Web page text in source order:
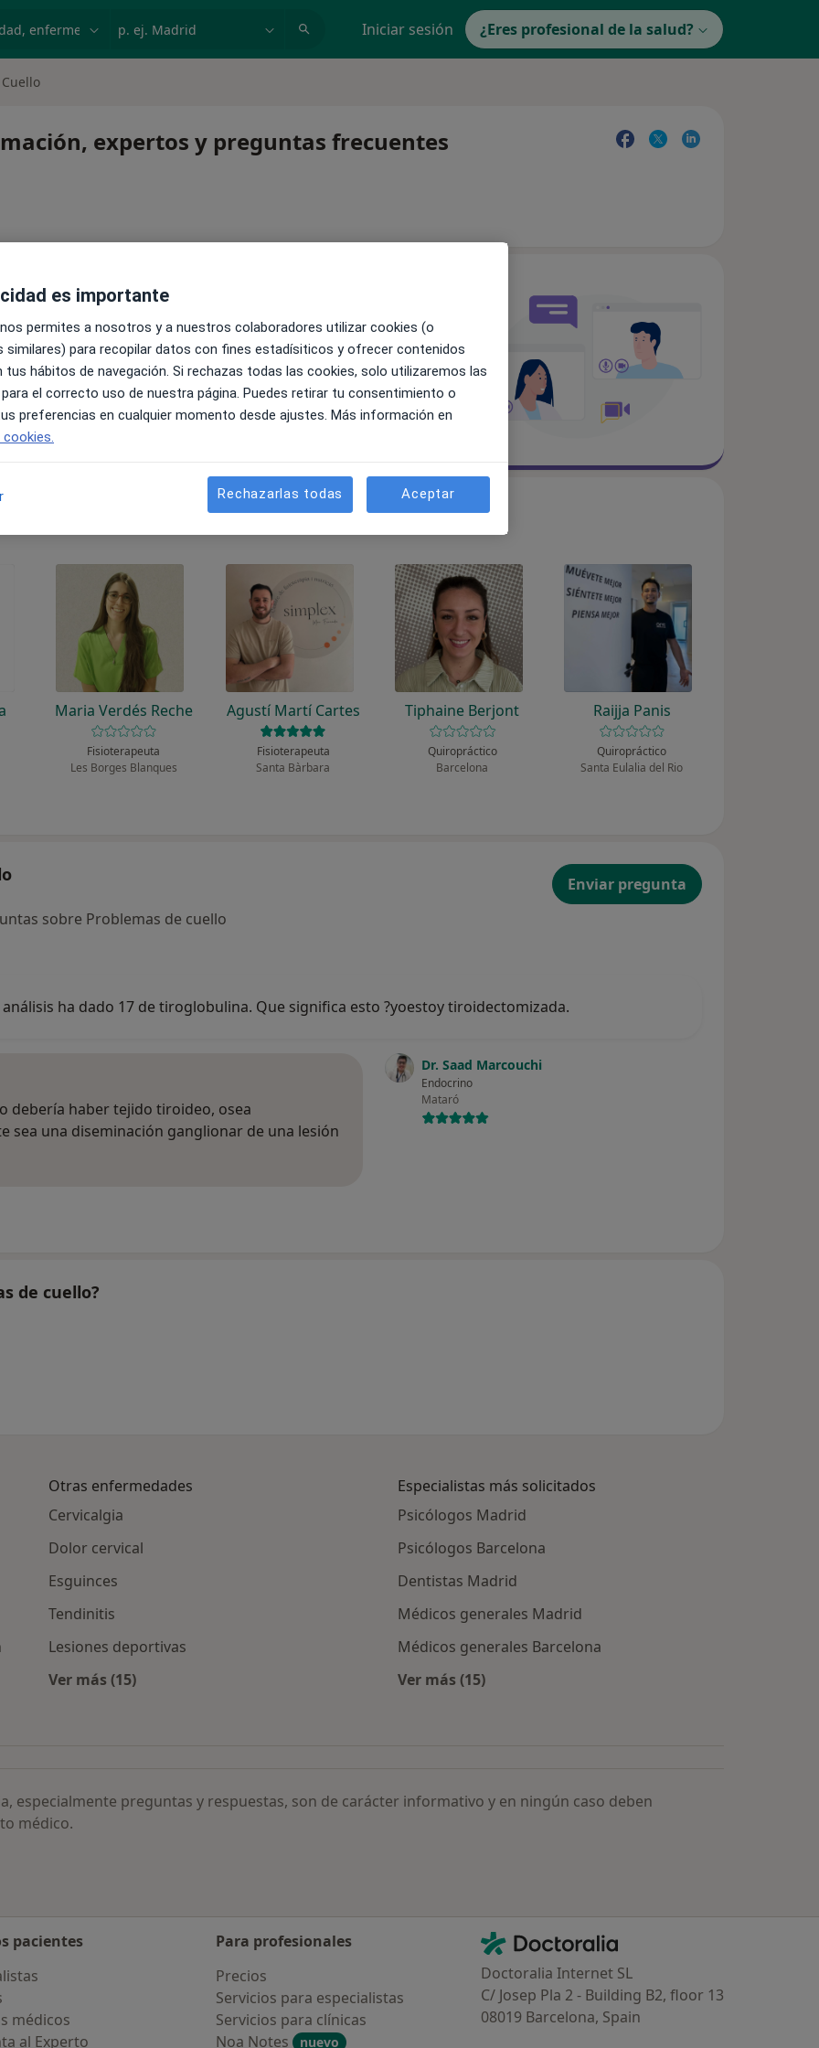
Iniciar sesión ¿Eres profesional de la salud?
expertos y preguntas frecuentes
tu tratamiento sin salir de casa. Y, si lo necesitas,
Maria Verdés Reche
Fisioterapeuta
Les Borges Blanques
Agustí Martí Cartes
Fisioterapeuta
Santa Bàrbara
Tiphaine Berjont
Quiropráctico
Barcelona
Raijja Panis
Quiropráctico
Santa Eulalia del Rio
Enviar pregunta
sobre Problemas de cuello
ha dado 17 de tiroglobulina. Que significa esto ?yoestoy tiroidectomizada.
Dr. Saad Marcouchi
Endocrino
Mataró
debería haber tejido tiroideo, osea
una diseminación ganglionar de una lesión
de cuello?
Otras enfermedades
Cervicalgia
Dolor cervical
Esguinces
Tendinitis
Lesiones deportivas
Ver más (15)
Especialistas más solicitados
Psicólogos Madrid
Psicólogos Barcelona
Dentistas Madrid
Médicos generales Madrid
Médicos generales Barcelona
Ver más (15)
especialmente preguntas y respuestas, son de carácter informativo y en ningún caso deben
médico.
pacientes
médicos
al Experto
Para profesionales
Precios
Servicios para especialistas
Servicios para clínicas
Noa Notes
nuevo
Contacto
Doctoralia - Página de inicio
Doctoralia Internet SL
C/ Josep Pla 2 - Building B2, floor 13
08019 Barcelona, Spain
es importante
permites a nosotros y a nuestros colaboradores utilizar cookies (o
similares) para recopilar datos con fines estadísiticos y ofrecer contenidos
tus hábitos de navegación. Si rechazas todas las cookies, solo utilizaremos las
el correcto uso de nuestra página. Puedes retirar tu consentimiento o
preferencias en cualquier momento desde ajustes. Más información en
Rechazarlas todas Aceptar